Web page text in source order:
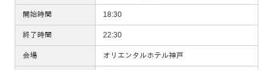
開始時間 18:30
終了時間 22:30
会場 オリエンタルホテル神戸